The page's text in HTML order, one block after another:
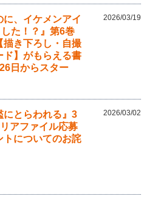
に、イケメンアイ
た！？』第6巻
描き下ろし・自撮
ド】がもらえる書
日からスター
2026/03/19
にとらわれる』3
アファイル応募
トについてのお詫
2026/03/02